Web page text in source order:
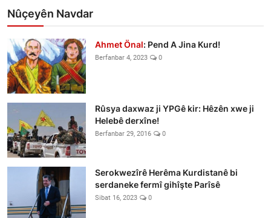
Nûçeyên Navdar
Ahmet Önal: Pend A Jina Kurd!
Berfanbar 4, 2023 0
Rûsya daxwaz ji YPGê kir: Hêzên xwe ji
Helebê derxîne!
Berfanbar 29, 2016 0
Serokwezîrê Herêma Kurdistanê bi
serdaneke fermî gihîşte Parîsê
Sibat 16, 2023 0